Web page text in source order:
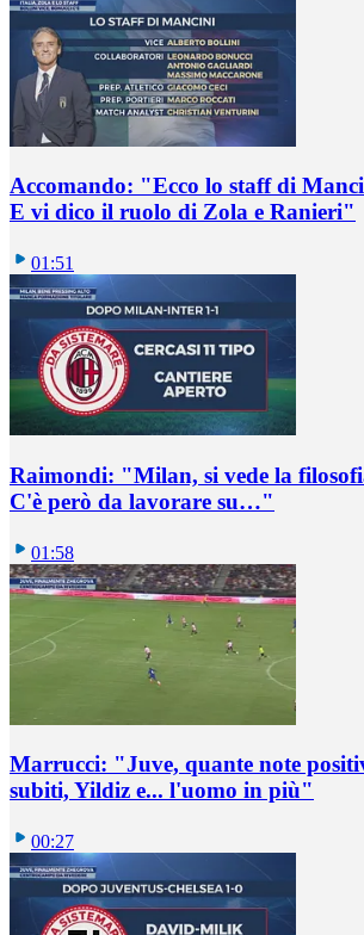
Accomando: "Ecco lo staff di
E vi dico il ruolo di Zola e Ranieri"
01:51
Raimondi: "Milan, si vede la
C'è però da lavorare su…"
01:58
Marrucci: "Juve, quante note
subiti, Yildiz e... l'uomo in più"
00:27